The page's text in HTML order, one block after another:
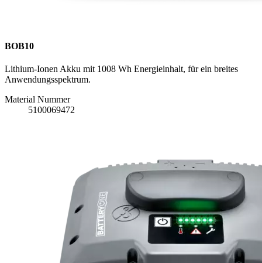
BOB10
Lithium-Ionen Akku mit 1008 Wh Energieinhalt, für ein breites
Anwendungsspektrum.
Material Nummer
5100069472